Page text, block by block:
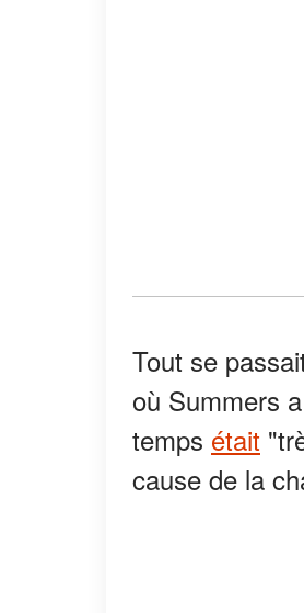
Tout se
où Summers
temps était
cause de la